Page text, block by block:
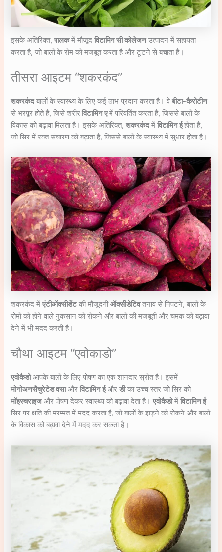
इसके अतिरिक्त,पालकमें मौजूदविटामिन सी कोलेजनउत्पादन में सहायता
करता है, जो बालों के रोम को मजबूत करता है और टूटने से बचाता है।
तीसरा आइटम “शकरकंद”
शकरकंदबालों के स्वास्थ्य के लिए कई लाभ प्रदान करता है। वेबीटा-कैरोटीन
से भरपूर होते हैं, जिसे शरीरविटामिन एमें परिवर्तित करता है, जिससे बालों के
विकास को बढ़ावा मिलता है। इसके अतिरिक्त,शकरकंदमेंविटामिन ईहोता है,
जो सिर में रक्त संचारण को बढ़ाता है, जिससे बालों के स्वास्थ्य में सुधार होता है।
शकरकंद मेंएंटीऑक्सीडेंटकी मौजूदगीऑक्सीडेटिवतनाव से निपटने, बालों के
रोमों को होने वाले नुकसान को रोकने और बालों की मजबूती और चमक को बढ़ावा
देने में भी मदद करती है।
चौथा आइटम “एवोकाडो”
एवोकैडोआपके बालों के लिए पोषण का एक शानदार स्रोत है। इसमें
मोनोअनसैचुरेटेड वसाऔरविटामिन ईऔरडीका उच्च स्तर जो सिर को
मॉइस्चराइजऔर पोषण देकर स्वास्थ्य को बढ़ावा देता है।एवोकैडोमेंविटामिन ई
सिर पर क्षति की मरम्मत में मदद करता है, जो बालों के झड़ने को रोकने और बालों
के विकास को बढ़ावा देने में मदद कर सकता है।